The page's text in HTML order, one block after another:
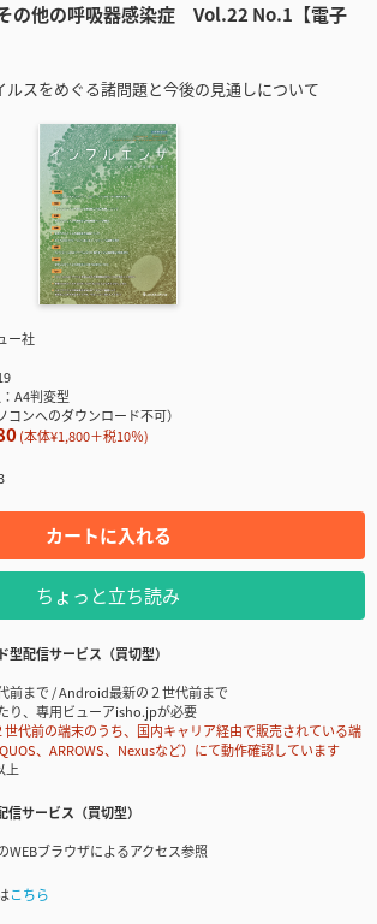
の他の呼吸器感染症 Vol.22 No.1【電子
スをめぐる諸問題と今後の見通しについて
ー社
A4判変型
コンへのダウンロード不可）
(本体¥1,800＋税10％)
カートに入れる
ちょっと立ち読み
型配信サービス（買切型）
前まで / Android最新の２世代前まで
り、専用ビューアisho.jpが必要
代前の端末のうち、国内キャリア経由で販売されている端
、ARROWS、Nexusなど）にて動作確認しています
上
信サービス（買切型）
ブラウザによるアクセス参照
こちら